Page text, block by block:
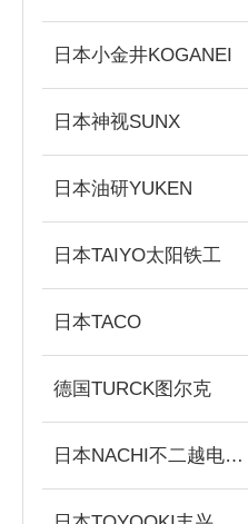
日本小金井KOGANEI
日本神视SUNX
日本油研YUKEN
日本TAIYO太阳铁工
日本TACO
德国TURCK图尔克
日本NACHI不二越电磁阀/泵